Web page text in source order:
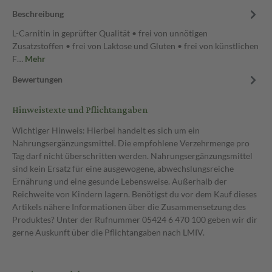
Beschreibung
L-Carnitin in geprüfter Qualität • frei von unnötigen
Zusatzstoffen • frei von Laktose und Gluten • frei von künstlichen
F… Mehr
Bewertungen
Hinweistexte und Pflichtangaben
Wichtiger Hinweis: Hierbei handelt es sich um ein
Nahrungsergänzungsmittel. Die empfohlene Verzehrmenge pro
Tag darf nicht überschritten werden. Nahrungsergänzungsmittel
sind kein Ersatz für eine ausgewogene, abwechslungsreiche
Ernährung und eine gesunde Lebensweise. Außerhalb der
Reichweite von Kindern lagern. Benötigst du vor dem Kauf dieses
Artikels nähere Informationen über die Zusammensetzung des
Produktes? Unter der Rufnummer 05424 6 470 100 geben wir dir
gerne Auskunft über die Pflichtangaben nach LMIV.